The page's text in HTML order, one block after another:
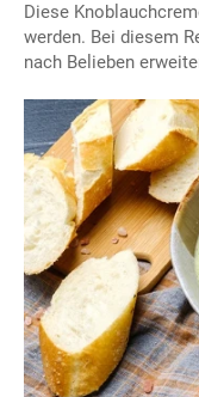
Diese
werden. Bei diesem
nach Belieben